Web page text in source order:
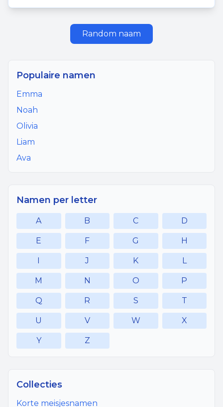
Random naam
Populaire namen
Emma
Noah
Olivia
Liam
Ava
Namen per letter
A B C D
E F G H
I J K L
M N O P
Q R S T
U V W X
Y Z
Collecties
Korte meisjesnamen